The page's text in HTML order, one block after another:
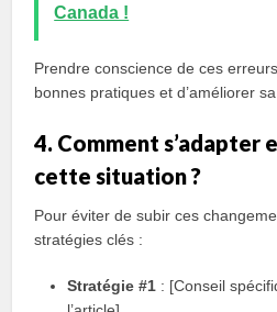
Canada !
Prendre conscience de ces
bonnes pratiques et d’améliorer
4. Comment
cette situation ?
Pour éviter de subir ces
stratégies clés :
Stratégie #1 : [Conseil